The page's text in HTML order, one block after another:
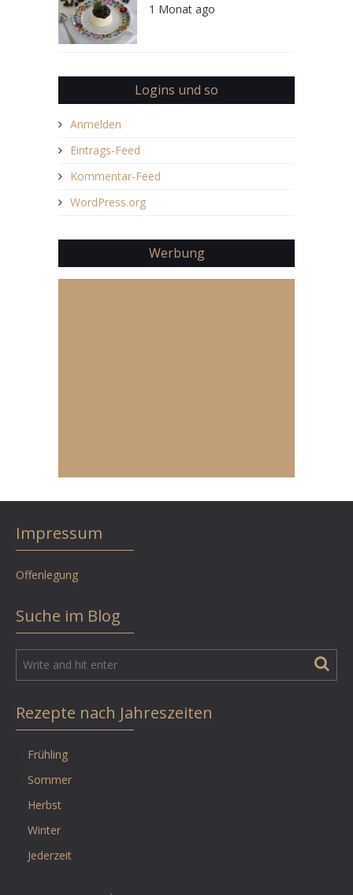
1 Monat ago
Logins und so
Anmelden
Eintrags-Feed
Kommentar-Feed
WordPress.org
Werbung
Impressum
Offenlegung
Suche im Blog
Rezepte nach Jahreszeiten
Frühling
Sommer
Herbst
Winter
Jederzeit